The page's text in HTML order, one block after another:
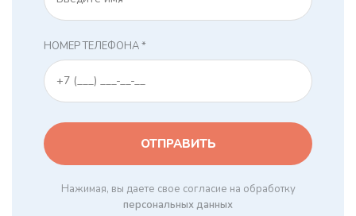
НОМЕР ТЕЛЕФОНА *
Нажимая, вы даете свое согласие на обработку
персональных данных